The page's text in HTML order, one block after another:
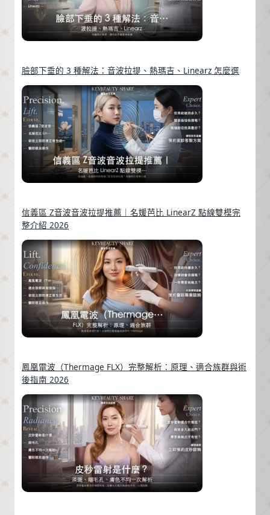
臉部下垂的 3 種解法：音波拉提、熱瑪吉、Linearz 怎麼選
信義區 Z音波音波拉提推薦｜名媛芭比 LinearZ 點線雙模完
整介紹 2026
鳳凰電波（Thermage FLX）完整解析：原理、適合族群與術
後指南 2026